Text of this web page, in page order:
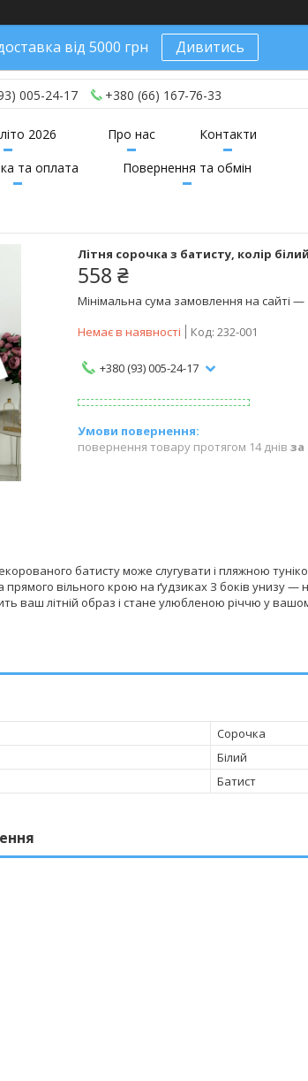
від 5000 грн Дивитись
005-24-17 +380 (66) 167-76-33
2026 Про нас
Контакти
та оплата
Повернення та обмін
Літня сорочка з батисту, колір
558 ₴
Мінімальна сума замовлення на сайті —
Немає в наявності
Код: 232-001
+380 (93) 005-24-17
повернення товару протягом 14 днів за
батисту може слугувати і пляжною
вільного крою на ґудзиках З боків унизу —
ваш літній образ і стане улюбленою річчю у
Сорочка
Білий
Батист